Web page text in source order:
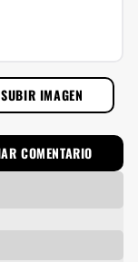
SUBIR IMAGEN